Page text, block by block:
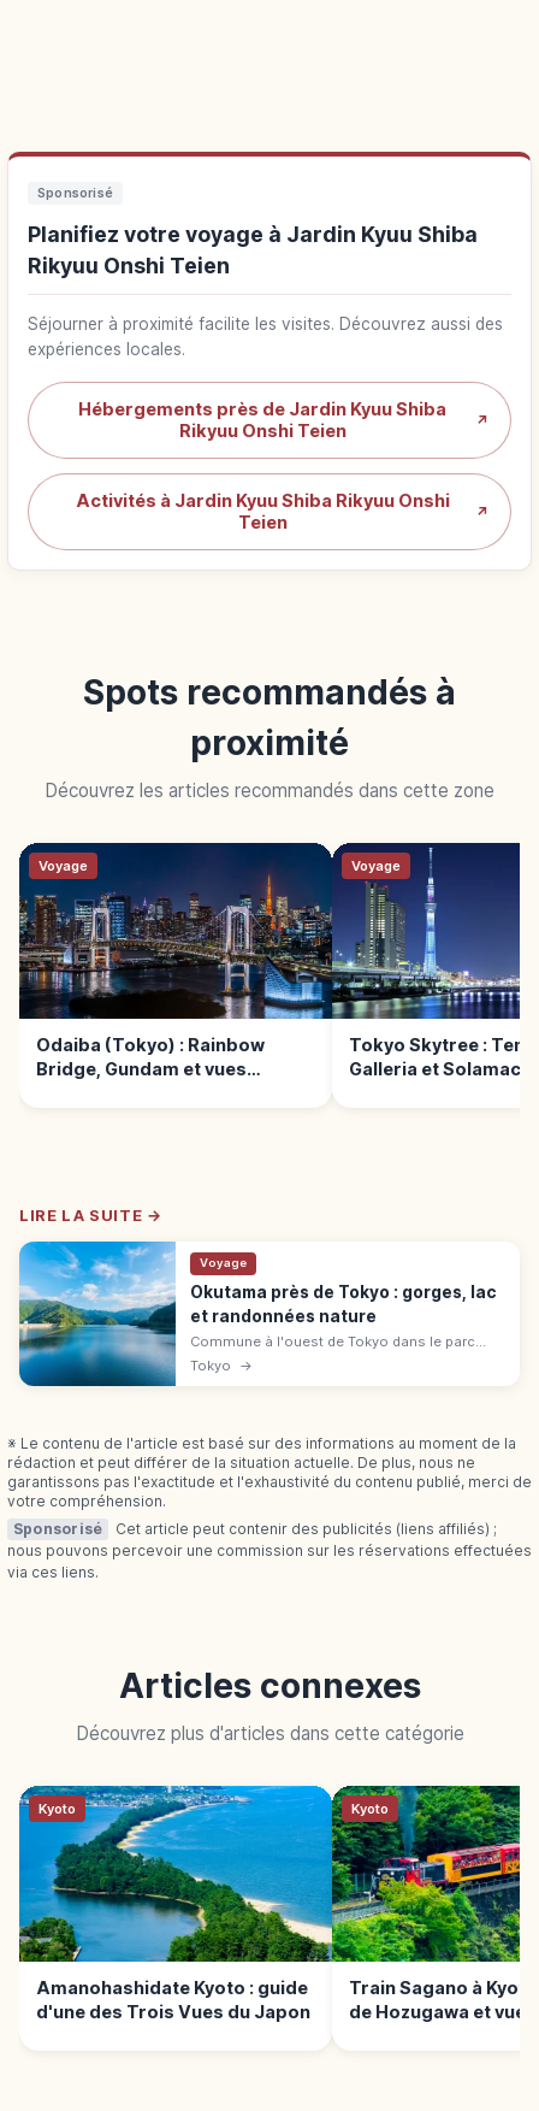
Sponsorisé
Planifiez votre voyage à Jardin Kyuu Shiba
Rikyuu Onshi Teien
Séjourner à proximité facilite les visites. Découvrez aussi des
expériences locales.
Hébergements près de Jardin Kyuu Shiba
Rikyuu Onshi Teien
↗
Activités à Jardin Kyuu Shiba Rikyuu Onshi
Teien
↗
Spots recommandés à
proximité
Découvrez les articles recommandés dans cette zone
Voyage
Odaiba (Tokyo) : Rainbow
Bridge, Gundam et vues
Voyage
Tokyo Skytree :
Galleria et Solamachi
LIRE LA SUITE →
Voyage
Okutama près de Tokyo : gorges, lac
et randonnées nature
Commune à l'ouest de Tokyo dans le parc
national Chichibu-Tama-Kai, Okutama est
couverte à 94 % de forêts. Gorges, lac et
Tokyo →
※ Le contenu de l'article est basé sur des informations au moment de la
rédaction et peut différer de la situation actuelle. De plus, nous ne
garantissons pas l'exactitude et l'exhaustivité du contenu publié, merci de
votre compréhension.
Sponsorisé
Cet article peut contenir des publicités (liens affiliés) ;
nous pouvons percevoir une commission sur les réservations effectuées
via ces liens.
Articles connexes
Découvrez plus d'articles dans cette catégorie
Kyoto
Amanohashidate Kyoto : guide
d'une des Trois Vues du Japon
Kyoto
Train Sagano à
de Hozugawa et vues